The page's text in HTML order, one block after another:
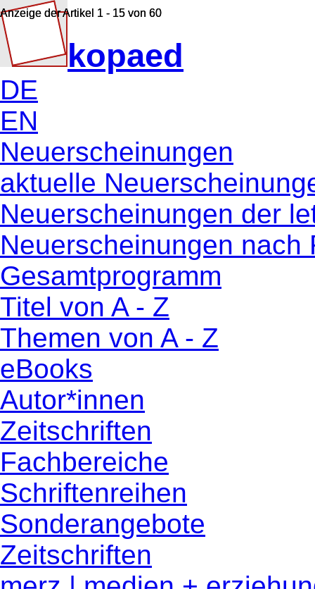
kopaed
DE
EN
Neuerscheinungen
aktuelle
Neuerscheinungen der
Neuerscheinungen nach
Gesamtprogramm
Titel von A - Z
Themen von A - Z
eBooks
Autor*innen
Zeitschriften
Fachbereiche
Schriftenreihen
Sonderangebote
Zeitschriften
Anzeige der Artikel 1 - 15 von 60
Anzeige der Artikel 1 - 15 von 60